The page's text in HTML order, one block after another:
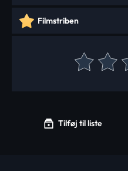
Filmstriben
Tilføj til liste